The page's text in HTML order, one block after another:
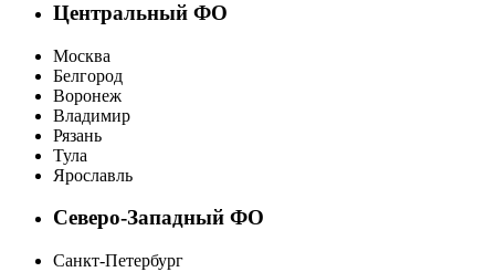
Центральный ФО
Москва
Белгород
Воронеж
Владимир
Рязань
Тула
Ярославль
Северо-Западный ФО
Санкт-Петербург